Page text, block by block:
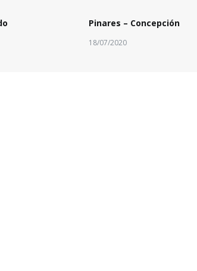
Pinares – Concepción
18/07/2020